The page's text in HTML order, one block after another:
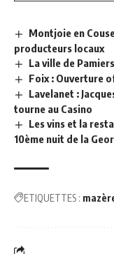
Montjoie en
producteurs locaux
La ville de
Foix : Ouverture
Lavelanet :
tourne au Casino
Les vins et la
10ème nuit de la
ETIQUETTES :